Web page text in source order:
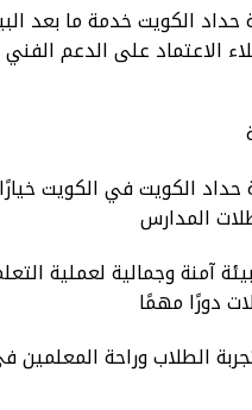
الكويت خدمة ما بعد
الاعتماد على الدعم الفني
المدارس
آمنة وجمالية لعملية
دورًا مهمًا
الطلاب وراحة المعلمين